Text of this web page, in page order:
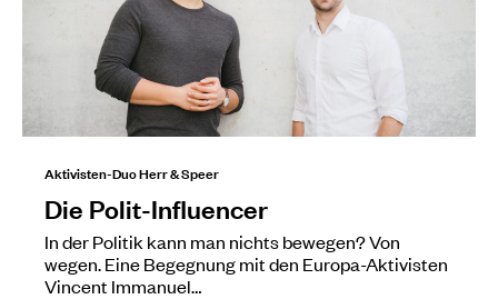
Aktivisten-Duo Herr & Speer
Die Polit-Influencer
In der Politik kann man nichts bewegen? Von
wegen. Eine Begegnung mit den Europa-Aktivisten
Vincent Immanuel…